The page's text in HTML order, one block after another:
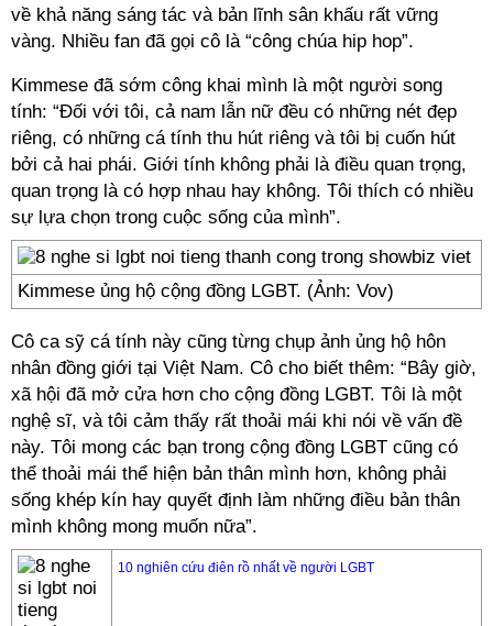
về khả năng sáng tác và bản lĩnh sân khấu rất vững
vàng. Nhiều fan đã gọi cô là “công chúa hip hop”.
Kimmese đã sớm công khai mình là một người song
tính: “Đối với tôi, cả nam lẫn nữ đều có những nét đẹp
riêng, có những cá tính thu hút riêng và tôi bị cuốn hút
bởi cả hai phái. Giới tính không phải là điều quan trọng,
quan trọng là có hợp nhau hay không. Tôi thích có nhiều
sự lựa chọn trong cuộc sống của mình”.
Kimmese ủng hộ cộng đồng LGBT. (Ảnh: Vov)
Cô ca sỹ cá tính này cũng từng chụp ảnh ủng hộ hôn
nhân đồng giới tại Việt Nam. Cô cho biết thêm: “Bây giờ,
xã hội đã mở cửa hơn cho cộng đồng LGBT. Tôi là một
nghệ sĩ, và tôi cảm thấy rất thoải mái khi nói về vấn đề
này. Tôi mong các bạn trong cộng đồng LGBT cũng có
thể thoải mái thể hiện bản thân mình hơn, không phải
sống khép kín hay quyết định làm những điều bản thân
mình không mong muốn nữa”.
10 nghiên cứu điên rồ nhất về người LGBT